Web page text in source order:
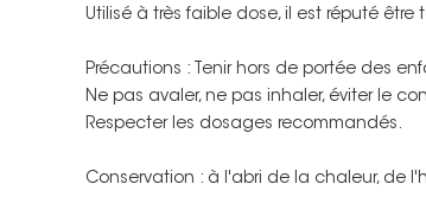
Utilisé à très faible dose, il est réputé être
Précautions : Tenir hors de portée des
Ne pas avaler, ne pas inhaler, éviter le
Respecter les dosages recommandés.
Conservation : à l'abri de la chaleur, de